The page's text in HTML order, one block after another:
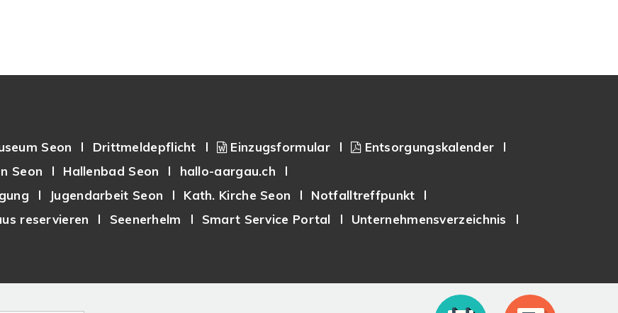
Seon Drittmeldepflicht Einzugsformular
Entsorgungskalender
Seon Hallenbad Seon
hallo-aargau.ch
Jugendarbeit Seon Kath. Kirche Seon
Notfalltreffpunkt
reservieren Seenerhelm Smart Service Portal
Unternehmensverzeichnis